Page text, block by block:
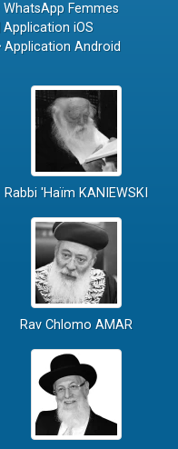
WhatsApp Femmes
Application iOS
Application Android
Rabbi 'Haïm KANIEWSKI
Rav Chlomo AMAR